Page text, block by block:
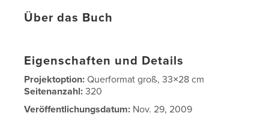
Über das Buch
Eigenschaften und Details
Projektoption:Querformat groß, 33×28 cm
Seitenanzahl:320
Veröffentlichungsdatum: Nov. 29, 2009